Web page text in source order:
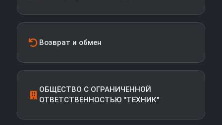
Возврат и обмен
ОБЩЕСТВО С ОГРАНИЧЕННОЙ
ОТВЕТСТВЕННОСТЬЮ "ТЕХНИК"